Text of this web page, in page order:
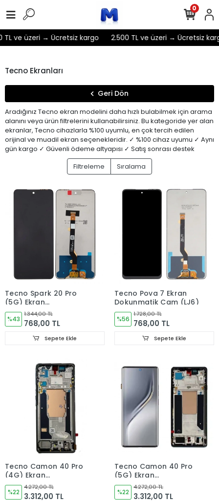
ve üzeri → Ücretsiz kargo 2.500 TL ve üzeri → Ücretsiz kargo
0
Tecno Ekranları
Geri Dön
Aradığınız Tecno ekran modelini daha hızlı bulabilmek için arama
alanını veya ürün filtrelerini kullanabilirsiniz. Bu kategoride yer alan
ekranlar, Tecno cihazlarla %100 uyumlu, en çok tercih edilen
orijinal ve muadil ekran seçenekleridir. ✓ %100 cihaz uyumu ✓ Aynı
gün kargo ✓ Güvenli ödeme altyapısı ✓ Satış sonrası destek
Filtreleme
Sıralama
Tecno Spark 20 Pro
(5G) Ekran
Dokunmatik Cam kj8
%43
1.344,00 TL
768,00 TL
Sepete Ekle
Tecno Pova 7 Ekran
Dokunmatik Cam (LJ6)
%56
1.728,00 TL
768,00 TL
Sepete Ekle
Tecno Camon 40 Pro
(4G) Ekran
Dokunmatik Cam
ÇITALI ORJINAL ,CM6
%22
4.272,00 TL
3.312,00 TL
Tecno Camon 40 Pro
(5G) Ekran
Dokunmatik Cam
ÇITALI ORJINAL ,CM7
%22
4.272,00 TL
3.312,00 TL